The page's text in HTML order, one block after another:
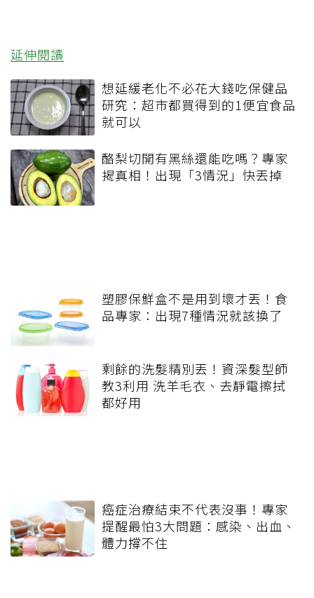
延伸閱讀
想延緩老化不必花大錢吃保健品
研究：超市都買得到的1便宜食品
就可以
酪梨切開有黑絲還能吃嗎？專家
揭真相！出現「3情況」快丟掉
塑膠保鮮盒不是用到壞才丟！食
品專家：出現7種情況就該換了
剩餘的洗髮精別丟！資深髮型師
教3利用 洗羊毛衣、去靜電擦拭
都好用
癌症治療結束不代表沒事！專家
提醒最怕3大問題：感染、出血、
體力撐不住